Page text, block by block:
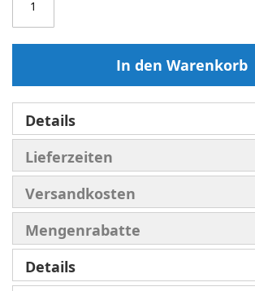
In den Warenkorb
Details
Lieferzeiten
Versandkosten
Mengenrabatte
Details